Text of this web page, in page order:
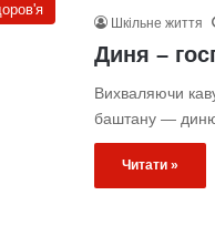
Шкільне життя
Диня –
Вихваляючи
баштану — диню
Читати »